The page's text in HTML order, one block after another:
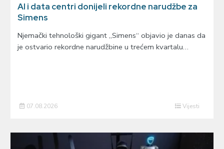
AI i data centri donijeli rekordne narudžbe za
Simens
Njemački tehnološki gigant „Simens“ objavio je danas da
je ostvario rekordne narudžbine u trećem kvartalu…
07.08.2026 Vijesti